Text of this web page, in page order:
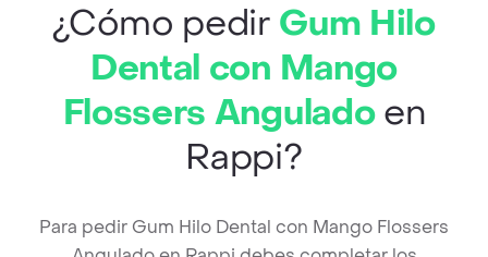
¿Cómo pedir Gum Hilo
Dental con Mango
Flossers Anguladoen
Rappi?
Para pedir Gum Hilo Dental con Mango Flossers